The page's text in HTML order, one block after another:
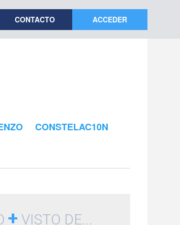
CONTACTO ACCEDER
CONSTELAC10N
+ VISTO DE...